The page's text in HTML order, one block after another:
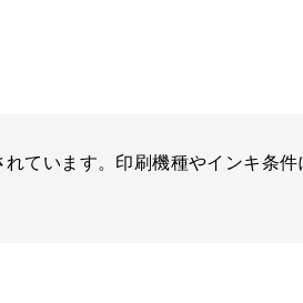
ています。印刷機種やインキ条件